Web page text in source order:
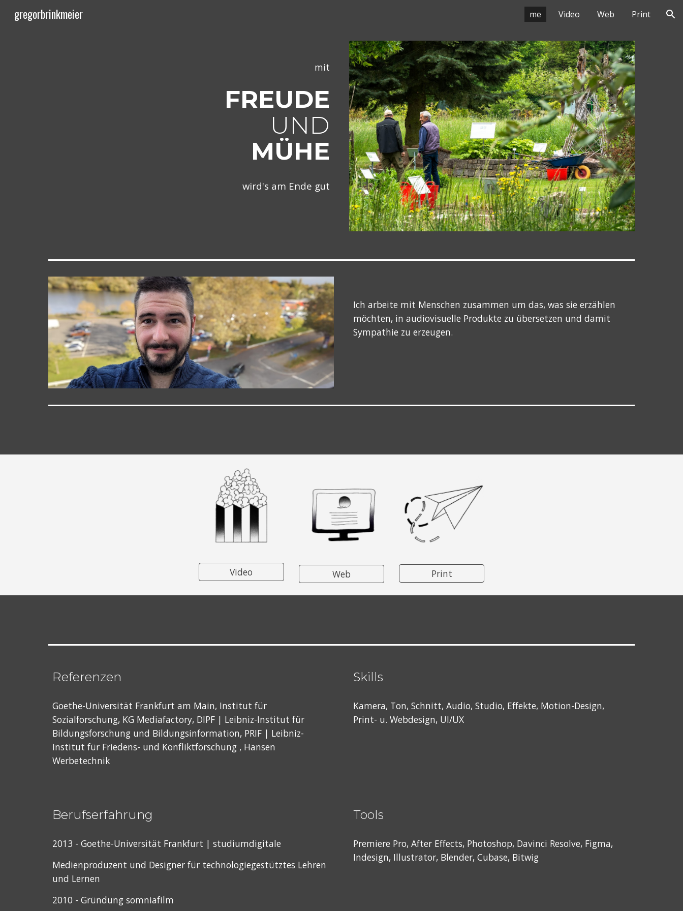
gregorbrinkmeier me Video Web Print
mit
FREUDE
UND
MÜHE
wird's am Ende gut
Ich arbeite mit Menschen zusammen um das, was sie erzählen
möchten, in audiovisuelle Produkte zu übersetzen und damit
Sympathie zu erzeugen.
Video Web Print
Referenzen
Goethe-Universität Frankfurt am Main, Institut für
Sozialforschung, KG Mediafactory, DIPF | Leibniz-Institut für
Bildungsforschung und Bildungsinformation, PRIF | Leibniz-
Institut für Friedens- und Konfliktforschung , Hansen
Werbetechnik
Skills
Kamera, Ton, Schnitt, Audio, Studio, Effekte, Motion-Design,
Print- u. Webdesign, UI/UX
Berufserfahrung
2013 - Goethe-Universität Frankfurt | studiumdigitale
Medienproduzent und Designer für technologiegestütztes Lehren
und Lernen
2010 - Gründung somniafilm
Tools
Premiere Pro, After Effects, Photoshop, Davinci Resolve, Figma,
Indesign, Illustrator, Blender, Cubase, Bitwig